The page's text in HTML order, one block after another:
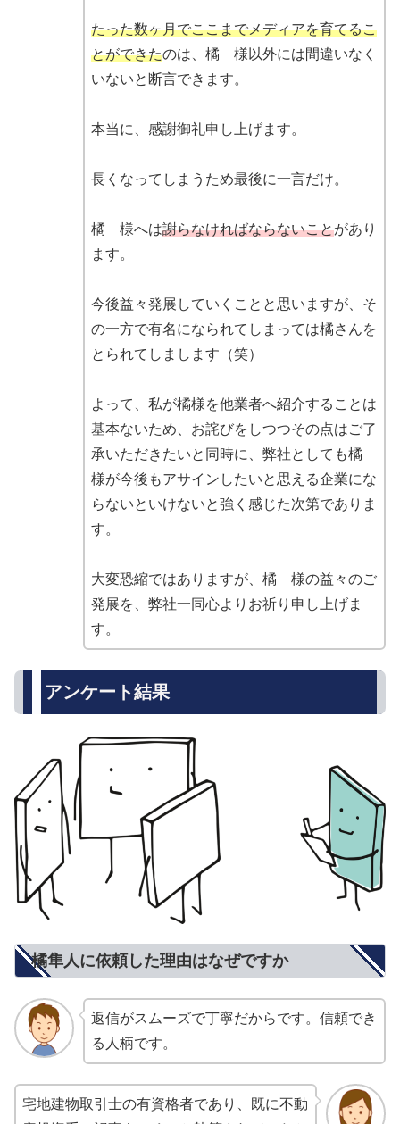
たった数ヶ月でここまでメディアを育てるこ
とができたのは、橘 様以外には間違いなく
いないと断言できます。
本当に、感謝御礼申し上げます。
長くなってしまうため最後に一言だけ。
橘 様へは謝らなければならないことがあり
ます。
今後益々発展していくことと思いますが、そ
の一方で有名になられてしまっては橘さんを
とられてしまします（笑）
よって、私が橘様を他業者へ紹介することは
基本ないため、お詫びをしつつその点はご了
承いただきたいと同時に、弊社としても橘
様が今後もアサインしたいと思える企業にな
らないといけないと強く感じた次第でありま
す。
大変恐縮ではありますが、橘 様の益々のご
発展を、弊社一同心よりお祈り申し上げま
す。
アンケート結果
橘隼人に依頼した理由はなぜですか
返信がスムーズで丁寧だからです。信頼でき
る人柄です。
宅地建物取引士の有資格者であり、既に不動